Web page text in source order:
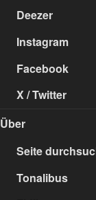
Deezer
Instagram
Facebook
X / Twitter
Über
Seite
Tonalibus